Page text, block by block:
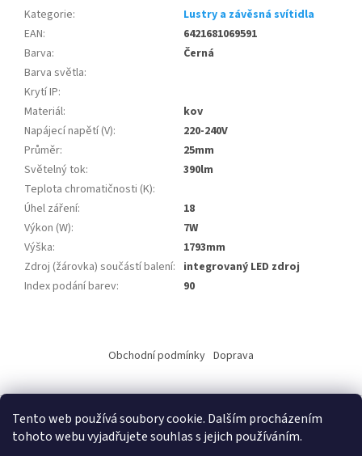
Tento web používá soubory cookie. Dalším procházením
tohoto webu vyjadřujete souhlas s jejich používáním.
Kategorie:
Lustry a závěsná svítidla
EAN:
6421681069591
Barva:
Černá
Barva světla:
Krytí IP:
Materiál:
kov
Napájecí napětí (V):
220-240V
Průměr:
25mm
Světelný tok:
390lm
Teplota chromatičnosti (K):
Úhel záření:
18
Výkon (W):
7W
Výška:
1793mm
Zdroj (žárovka) součástí balení: integrovaný LED zdroj
Index podání barev: 90
a
t
Obchodní podmínky Doprava
Vytvořil Shoptet